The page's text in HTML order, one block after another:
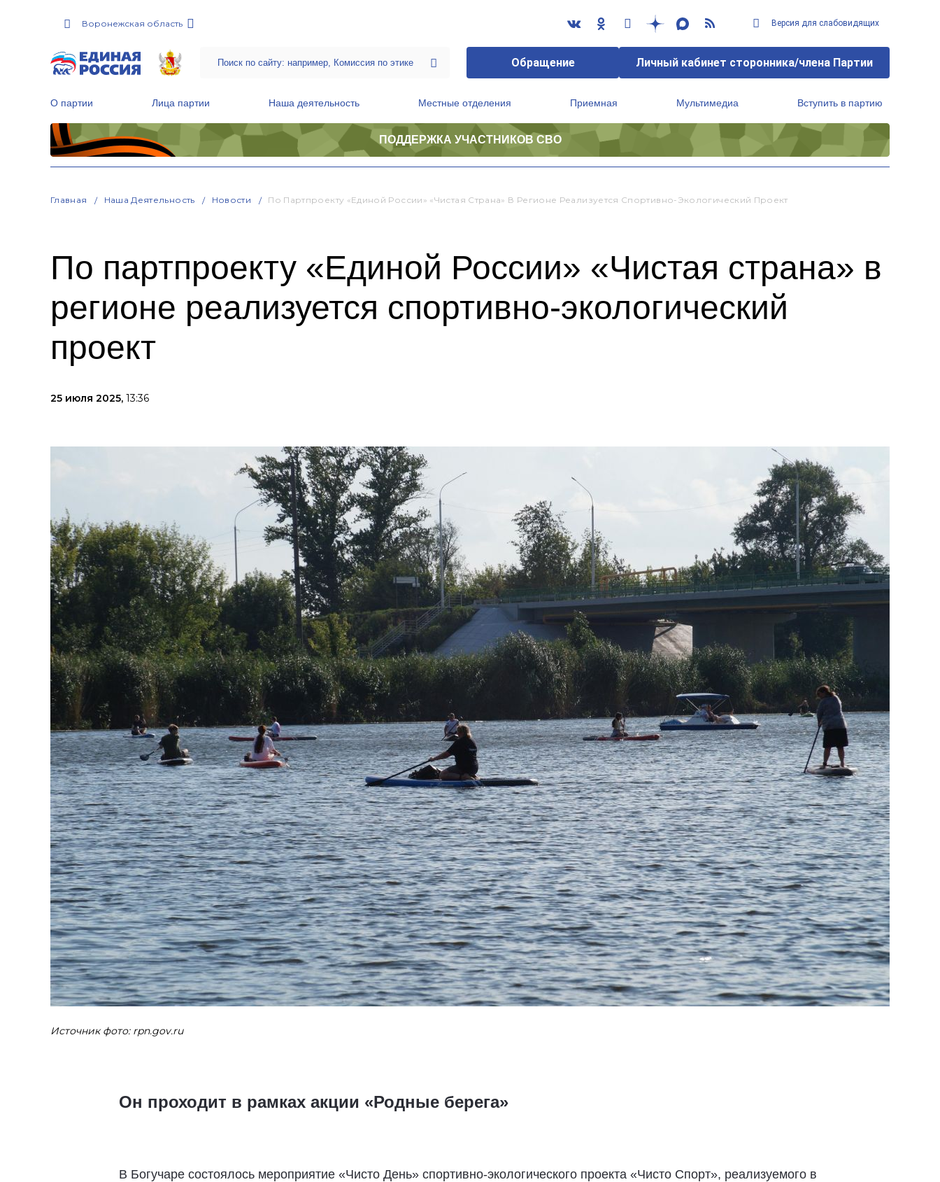
Воронежская область Версия для слабовидящих
Обращение Личный кабинет сторонника/члена Партии
О партии Лица партии Наша деятельность Местные отделения Приемная Мультимедиа Вступить в партию
ПОДДЕРЖКА УЧАСТНИКОВ СВО
Главная Наша Деятельность Новости По Партпроекту «Единой России» «Чистая Страна» В Регионе Реализуется Спортивно-Экологический Проект
По партпроекту «Единой России» «Чистая страна» в
регионе реализуется спортивно-экологический
проект
25 июля 2025, 13:36
Источник фото: rpn.gov.ru
Он проходит в рамках акции «Родные берега»
В Богучаре состоялось мероприятие «Чисто День» спортивно-экологического проекта «Чисто Спорт», реализуемого в